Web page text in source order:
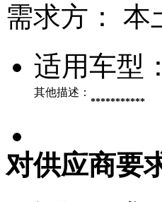
需求方：
本
适用车型：
其他描述：
***********
对供应商要